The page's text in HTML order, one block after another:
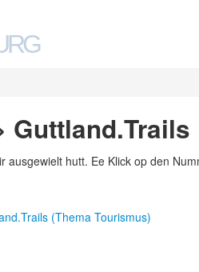
Guttland.Trails
hutt. Ee Klick op den
(Thema Tourismus)